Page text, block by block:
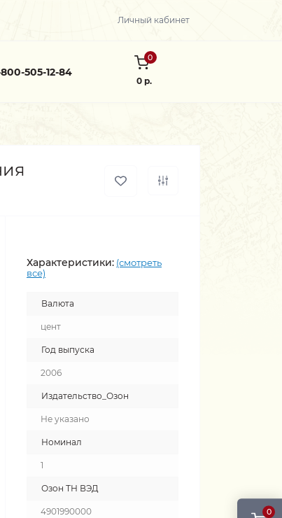
0
Личный кабинет
505-12-84
0
0 р.
Характеристики: (смотреть
все)
Валюта
цент
Год выпуска
2006
Издательство_Озон
Не указано
Номинал
1
Озон ТН ВЭД
4901990000